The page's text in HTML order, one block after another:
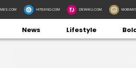
HITEKNO.COM DEWIKU.COM
News Lifestyle